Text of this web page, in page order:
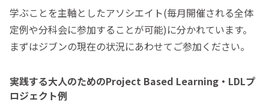
学ぶことを主軸としたアソシエイト(毎月開催される全体
定例や分科会に参加することが可能)に分かれています。
まずはジブンの現在の状況にあわせてご参加ください。
実践する大人のためのProject Based Learning・LDLプ
ロジェクト例